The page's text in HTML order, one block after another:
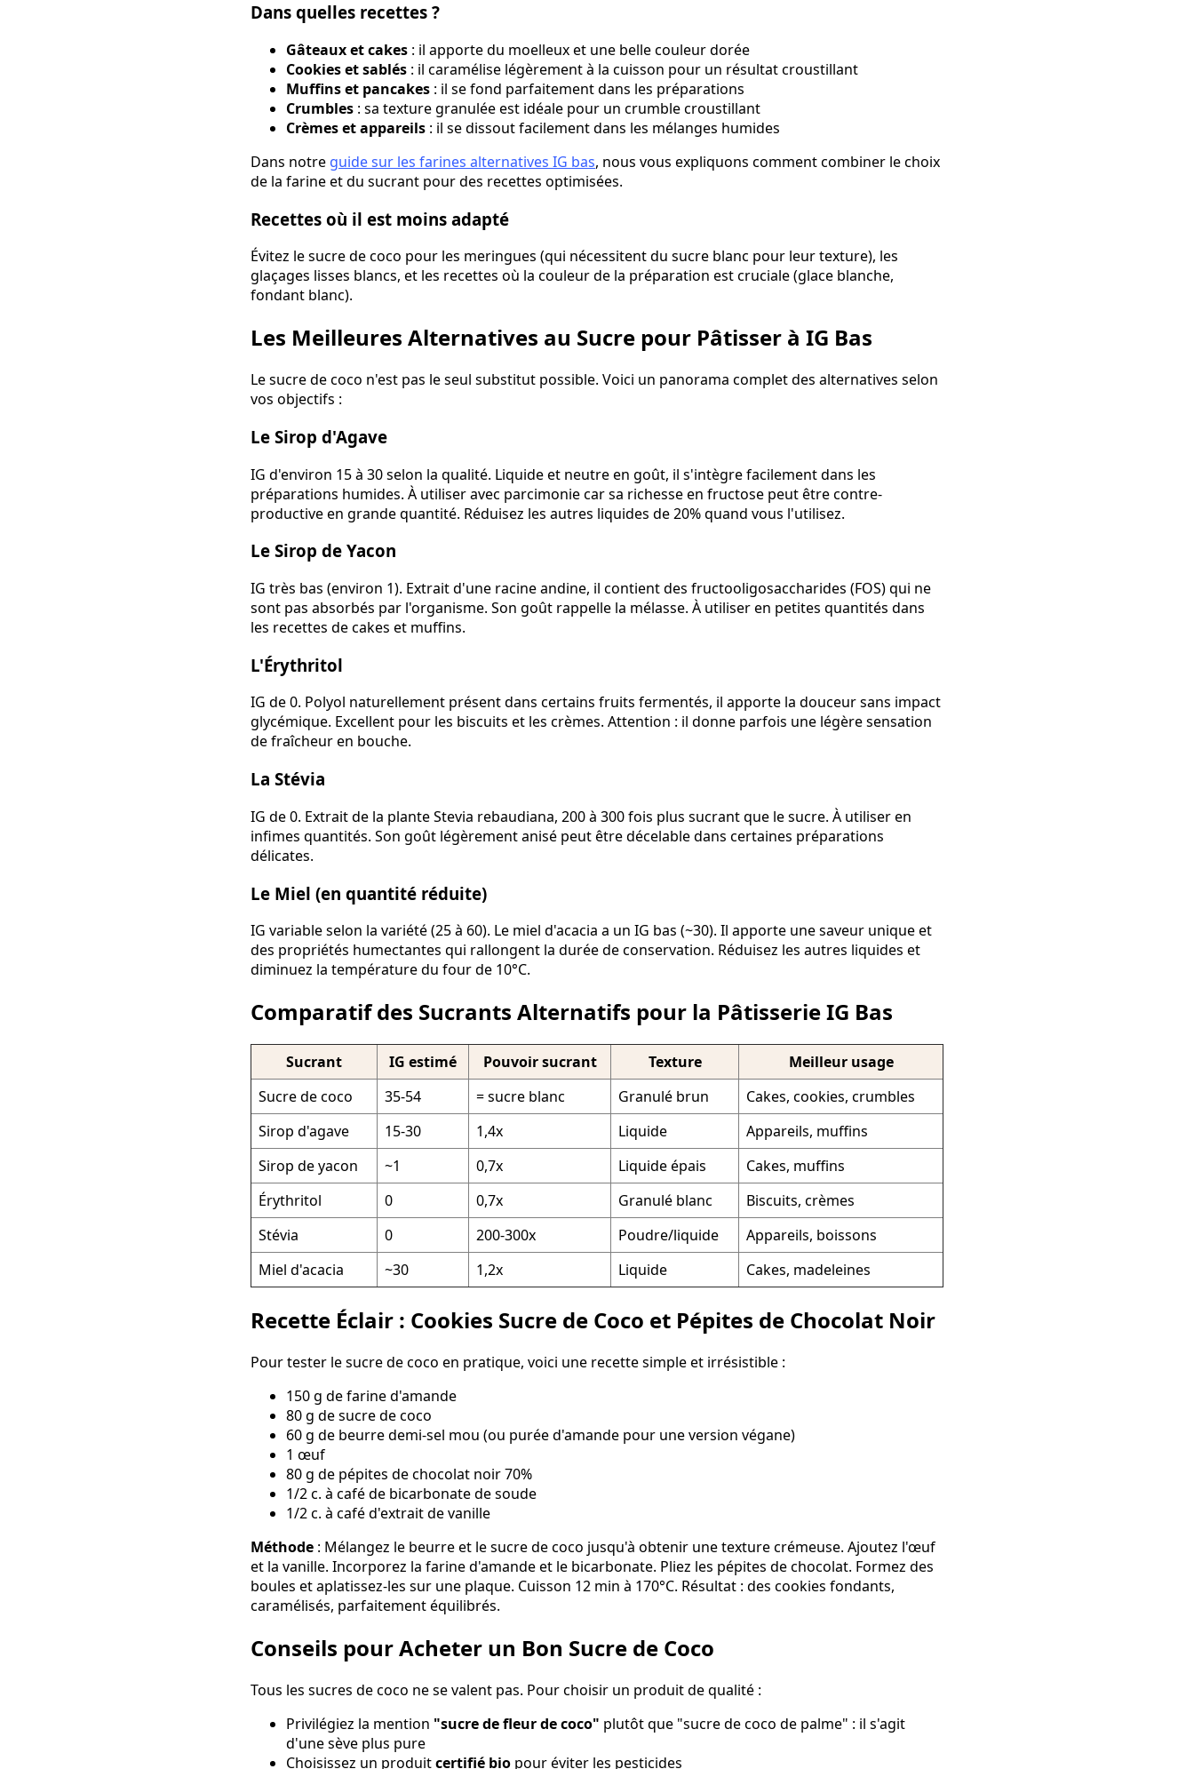
Dans quelles recettes ?
Gâteaux et cakes : il apporte du moelleux et une belle couleur dorée
Cookies et sablés : il caramélise légèrement à la cuisson pour un résultat croustillant
Muffins et pancakes : il se fond parfaitement dans les préparations
Crumbles : sa texture granulée est idéale pour un crumble croustillant
Crèmes et appareils : il se dissout facilement dans les mélanges humides
Dans notre guide sur les farines alternatives IG bas, nous vous expliquons comment combiner le choix
de la farine et du sucrant pour des recettes optimisées.
Recettes où il est moins adapté
Évitez le sucre de coco pour les meringues (qui nécessitent du sucre blanc pour leur texture), les
glaçages lisses blancs, et les recettes où la couleur de la préparation est cruciale (glace blanche,
fondant blanc).
Les Meilleures Alternatives au Sucre pour Pâtisser à IG Bas
Le sucre de coco n'est pas le seul substitut possible. Voici un panorama complet des alternatives selon
vos objectifs :
Le Sirop d'Agave
IG d'environ 15 à 30 selon la qualité. Liquide et neutre en goût, il s'intègre facilement dans les
préparations humides. À utiliser avec parcimonie car sa richesse en fructose peut être contre-
productive en grande quantité. Réduisez les autres liquides de 20% quand vous l'utilisez.
Le Sirop de Yacon
IG très bas (environ 1). Extrait d'une racine andine, il contient des fructooligosaccharides (FOS) qui ne
sont pas absorbés par l'organisme. Son goût rappelle la mélasse. À utiliser en petites quantités dans
les recettes de cakes et muffins.
L'Érythritol
IG de 0. Polyol naturellement présent dans certains fruits fermentés, il apporte la douceur sans impact
glycémique. Excellent pour les biscuits et les crèmes. Attention : il donne parfois une légère sensation
de fraîcheur en bouche.
La Stévia
IG de 0. Extrait de la plante Stevia rebaudiana, 200 à 300 fois plus sucrant que le sucre. À utiliser en
infimes quantités. Son goût légèrement anisé peut être décelable dans certaines préparations
délicates.
Le Miel (en quantité réduite)
IG variable selon la variété (25 à 60). Le miel d'acacia a un IG bas (~30). Il apporte une saveur unique et
des propriétés humectantes qui rallongent la durée de conservation. Réduisez les autres liquides et
diminuez la température du four de 10°C.
Comparatif des Sucrants Alternatifs pour la Pâtisserie IG Bas
Sucrant IG estimé Pouvoir sucrant Texture
Meilleur usage
Sucre de coco
35-54 = sucre blanc Granulé brun
Cakes, cookies, crumbles
Sirop d'agave
15-30 1,4x Liquide
Appareils, muffins
Sirop de yacon
~1 0,7x Liquide épais
Cakes, muffins
Érythritol
0 0,7x Granulé blanc
Biscuits, crèmes
Stévia
0 200-300x Poudre/liquide
Appareils, boissons
Miel d'acacia
~30 1,2x Liquide Cakes, madeleines
Recette Éclair : Cookies Sucre de Coco et Pépites de Chocolat Noir
Pour tester le sucre de coco en pratique, voici une recette simple et irrésistible :
150 g de farine d'amande
80 g de sucre de coco
60 g de beurre demi-sel mou (ou purée d'amande pour une version végane)
1 œuf
80 g de pépites de chocolat noir 70%
1/2 c. à café de bicarbonate de soude
1/2 c. à café d'extrait de vanille
Méthode : Mélangez le beurre et le sucre de coco jusqu'à obtenir une texture crémeuse. Ajoutez l'œuf
et la vanille. Incorporez la farine d'amande et le bicarbonate. Pliez les pépites de chocolat. Formez des
boules et aplatissez-les sur une plaque. Cuisson 12 min à 170°C. Résultat : des cookies fondants,
caramélisés, parfaitement équilibrés.
Conseils pour Acheter un Bon Sucre de Coco
Tous les sucres de coco ne se valent pas. Pour choisir un produit de qualité :
Privilégiez la mention "sucre de fleur de coco" plutôt que "sucre de coco de palme" : il s'agit
d'une sève plus pure
Choisissez un produitcertifié bio pour éviter les pesticides